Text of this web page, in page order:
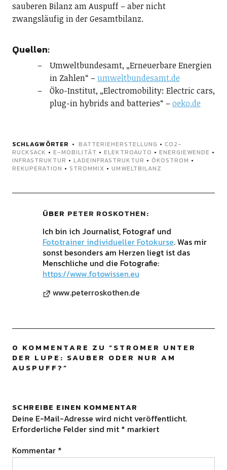
sauberen Bilanz am Auspuff – aber nicht
zwangsläufig in der Gesamtbilanz.
Quellen:
Umweltbundesamt, „Erneuerbare Energien
in Zahlen“ –umweltbundesamt.de
Öko-Institut, „Electromobility: Electric cars,
plug-in hybrids and batteries“ –oeko.de
SCHLAGWÖRTER BATTERIEHERSTELLUNG • CO2-
RUCKSACK • E-MOBILITÄT • ELEKTROAUTO • ENERGIEWENDE •
INFRASTRUKTUR • LADEINFRASTRUKTUR • ÖKOSTROM •
REKUPERATION • STROMMIX • UMWELTBILANZ
ÜBER PETER ROSKOTHEN
Ich bin ich Journalist, Fotograf und
Fototrainer individueller Fotokurse. Was mir
sonst besonders am Herzen liegt ist das
Menschliche und die Fotografie:
https://www.fotowissen.eu
www.peterroskothen.de
0 KOMMENTARE ZU “STROMER UNTER
DER LUPE: SAUBER ODER NUR AM
AUSPUFF?”
SCHREIBE EINEN KOMMENTAR
Deine E-Mail-Adresse wird nicht veröffentlicht.
Erforderliche Felder sind mit * markiert
Kommentar *